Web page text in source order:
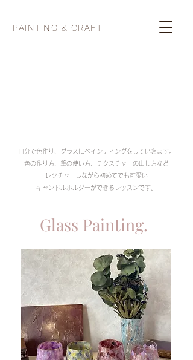
PAINTING & CRAFT
自分で色作り、グラスにペインティングをしていきます。
色の作り方、筆の使い方、テクスチャーの出し方など
レクチャーしながら初めてでも可愛い
キャンドルホルダーができるレッスンです。
Glass Painting.